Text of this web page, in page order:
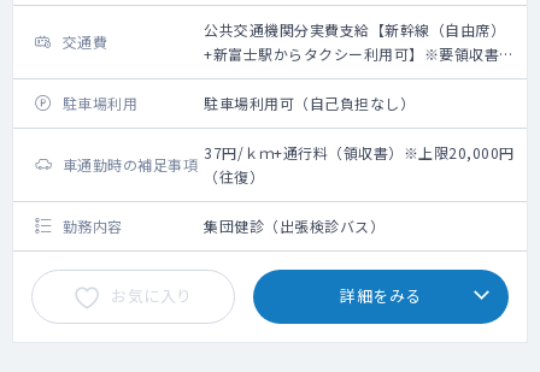
交通費
公共交通機関分実費支給【新幹線（自由席）
+新富士駅からタクシー利用可】※要領収書・
上限20,000円（往復）
駐車場利用
駐車場利用可（自己負担なし）
車通勤時の補足事項
37円/ｋｍ+通行料（領収書）※上限20,000円
（往復）
勤務内容 集団健診（出張検診バス）
お気に入り 詳細をみる